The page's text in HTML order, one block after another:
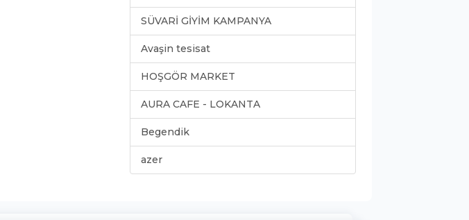
SÜVARİ GİYİM KAMPANYA
Avaşin tesisat
HOŞGÖR MARKET
AURA CAFE - LOKANTA
Begendik
azer